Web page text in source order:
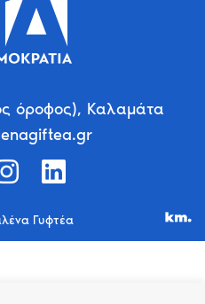
όροφος), Καλαμάτα
Γυφτέα